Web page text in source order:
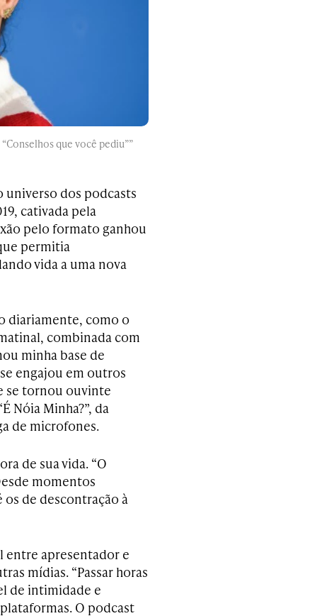
que você pediu””
universo dos podcasts
cativada pela
pelo formato ganhou
permitia
vida a uma nova
diariamente, como o
combinada com
minha base de
engajou em outros
se tornou ouvinte
Nóia Minha?”, da
de microfones.
de sua vida. “O
momentos
de descontração à
entre apresentador e
mídias. “Passar horas
de intimidade e
O podcast